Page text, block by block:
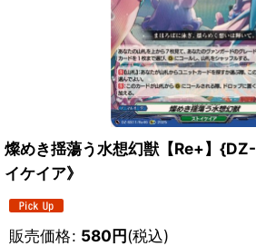
燦めき揺蕩う水想幻獣【Re+】
イケイア》
販売価格: 580円(税込)